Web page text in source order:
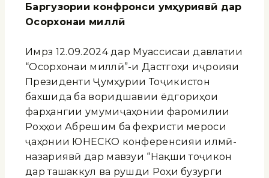
Баргузории конфронси ҷумҳуриявӣ дар
Осорхонаи миллӣ
Имрӯз 12.09.2024 дар Муассисаи давлатии
“Осорхонаи миллӣ”-и Дастгоҳи иҷроияи
Президенти Ҷумҳурии Тоҷикистон
бахшида ба воридшавии ёдгориҳои
фарҳангии умумиҷаҳонии фаромилии
Роҳҳои Абрешим ба феҳристи мероси
ҷаҳонии ЮНЕСКО конференсияи илмӣ-
назариявӣ дар мавзуи “Нақши тоҷикон
дар ташаккул ва рушди Роҳи бузурги